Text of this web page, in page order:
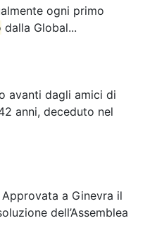
ogni primo
dalla Global...
avanti dagli amici di
anni, deceduto nel
a Ginevra il
dell’Assemblea